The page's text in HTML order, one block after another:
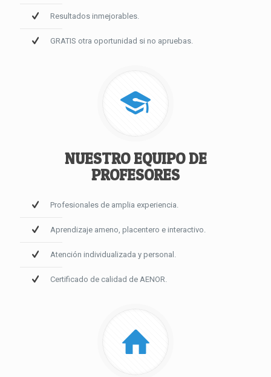
Resultados inmejorables.
GRATIS otra oportunidad si no apruebas.
NUESTRO EQUIPO DE
PROFESORES
Profesionales de amplia experiencia.
Aprendizaje ameno, placentero e interactivo.
Atención individualizada y personal.
Certificado de calidad de AENOR.